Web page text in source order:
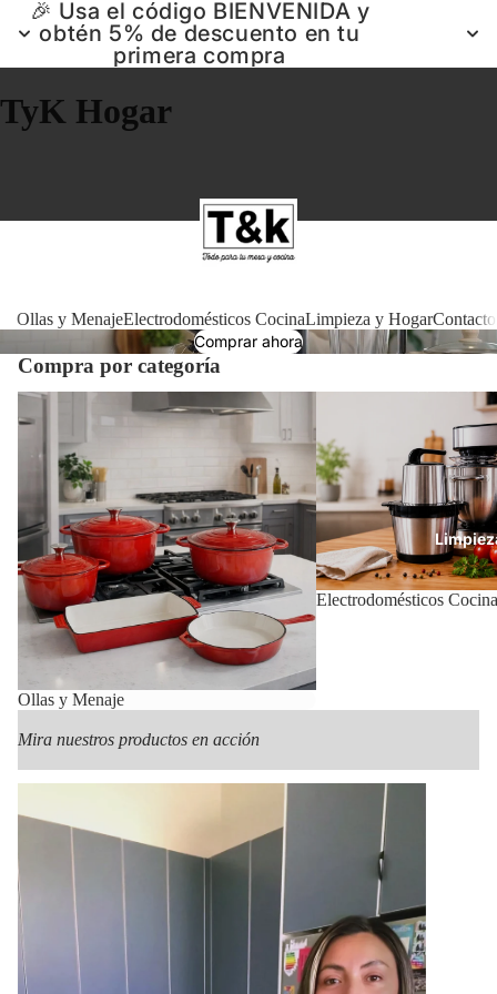
🎉 Usa el código BIENVENIDA y
obtén 5% de descuento en tu
primera compra
TyK Hogar
Ollas y MenajeElectrodomésticos CocinaLimpieza y HogarContacto
Comprar ahora
Compra por categoría
Ollas y Menaje
Ollas y Menaje
Electrodomésticos Cocina
Electrodomésticos Cocina
Mira nuestros productos en acción